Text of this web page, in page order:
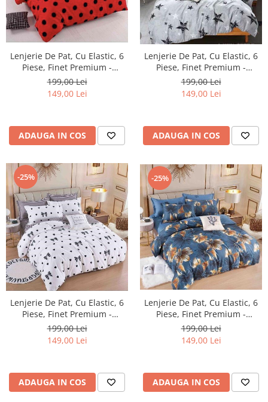
Lenjerie De Pat, Cu Elastic, 6
Piese, Finet Premium -
LPBF6PE5
199,00 Lei
149,00 Lei
ADAUGA IN COS
Lenjerie De Pat, Cu Elastic, 6
Piese, Finet Premium -
LPBF6PE8
199,00 Lei
149,00 Lei
ADAUGA IN COS
-25%
Lenjerie De Pat, Cu Elastic, 6
Piese, Finet Premium -
LPBF6PE10
199,00 Lei
149,00 Lei
ADAUGA IN COS
-25%
Lenjerie De Pat, Cu Elastic, 6
Piese, Finet Premium -
LPBF6PE14
199,00 Lei
149,00 Lei
ADAUGA IN COS